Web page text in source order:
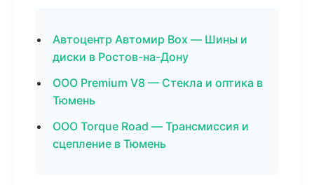
Автоцентр Автомир Box — Шины и
диски в Ростов-на-Дону
ООО Premium V8 — Стекла и оптика в
Тюмень
ООО Torque Road — Трансмиссия и
сцепление в Тюмень